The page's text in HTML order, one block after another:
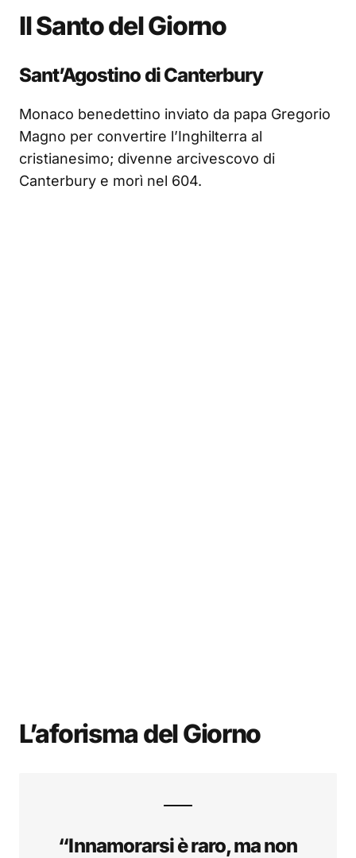
Il Santo del Giorno
Sant’Agostino di Canterbury
Monaco benedettino inviato da papa Gregorio
Magno per convertire l’Inghilterra al
cristianesimo; divenne arcivescovo di
Canterbury e morì nel 604.
L’aforisma del Giorno
“Innamorarsi è raro, ma non